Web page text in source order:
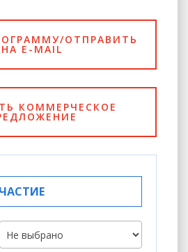
ОТПРАВИТЬ
НА E-MAIL
КОММЕРЧЕСКОЕ